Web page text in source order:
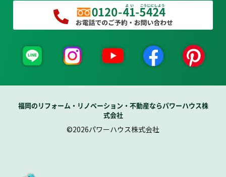
福岡のリフォーム・リノベーション・不動産ならパワーハウス株
式会社
©2026パワーハウス株式会社